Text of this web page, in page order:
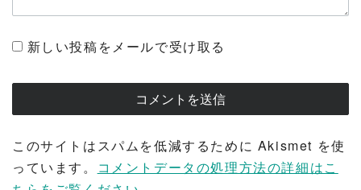
新しい投稿をメールで受け取る
このサイトはスパムを低減するために Akismet を使
っています。
コメントデータの処理方法の詳細はこ